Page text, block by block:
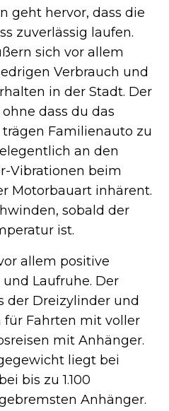
geht hervor, dass die
zuverlässig laufen.
sich vor allem
Verbrauch und
in der Stadt. Der
dass du das
Familienauto zu
an den
Vibrationen beim
Motorbauart inhärent.
sobald der
ist.
allem positive
Laufruhe. Der
der Dreizylinder und
für Fahrten mit voller
mit Anhänger.
liegt bei
bis zu 1.100
Anhänger.